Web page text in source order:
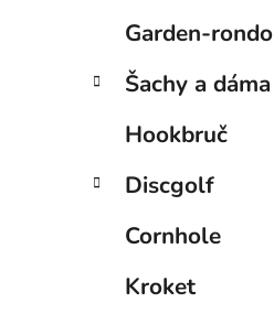
Garden-rondo
Šachy a dáma
Hookbruč
Discgolf
Cornhole
Kroket